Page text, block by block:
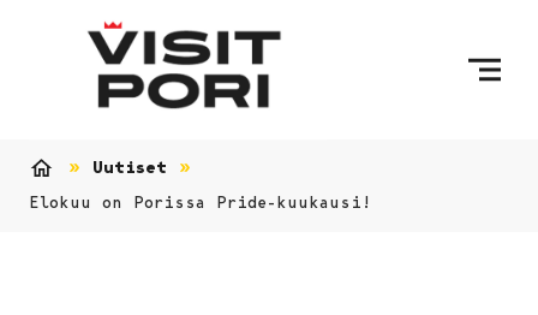
Uutiset
Elokuu on Porissa Pride-kuukausi!